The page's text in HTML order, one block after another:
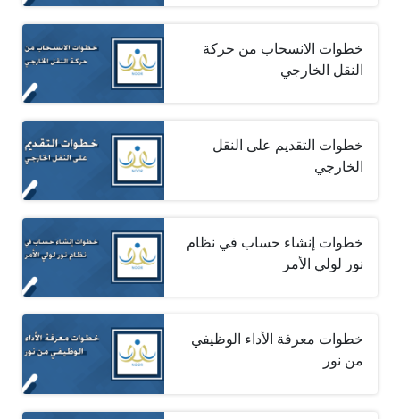
خطوات الانسحاب من حركة
النقل الخارجي
خطوات التقديم على النقل
الخارجي
خطوات إنشاء حساب في نظام
نور لولي الأمر
خطوات معرفة الأداء الوظيفي
من نور